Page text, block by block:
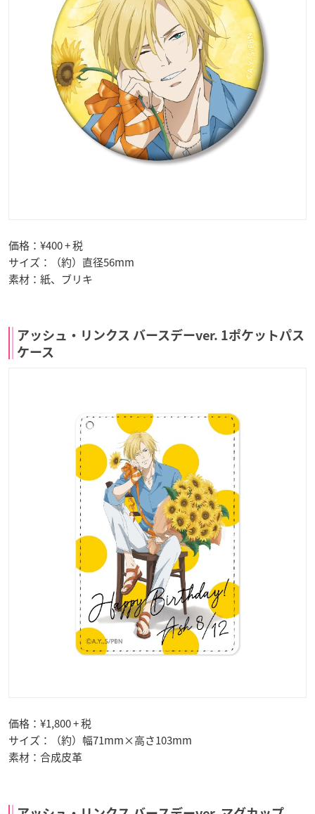
価格：¥400 + 税
サイズ：（約）直径56mm
素材：紙、ブリキ
アッシュ・リンクス バースデーver. 1ポケットパス
ケース
価格：¥1,800 + 税
サイズ：（約）幅71mm×高さ103mm
素材：合成皮革